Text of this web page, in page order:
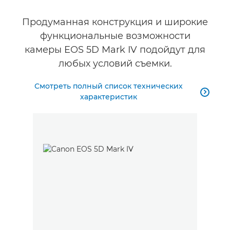
Продуманная конструкция и широкие
функциональные возможности
камеры EOS 5D Mark IV подойдут для
любых условий съемки.
Смотреть полный список технических
характеристик
